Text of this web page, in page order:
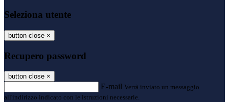
Seleziona utente
button close ×
Recupero password
button close ×
E-mail Verrà inviato un messaggio
all'indirizzo indicato con le istruzioni necessarie.